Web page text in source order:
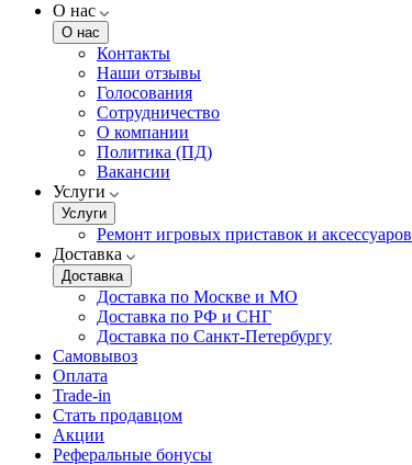
О нас
О нас
Контакты
Наши отзывы
Голосования
Сотрудничество
О компании
Политика (ПД)
Вакансии
Услуги
Услуги
Ремонт игровых приставок и аксессуаров
Доставка
Доставка
Доставка по Москве и МО
Доставка по РФ и СНГ
Доставка по Санкт-Петербургу
Самовывоз
Оплата
Trade-in
Стать продавцом
Акции
Реферальные бонусы